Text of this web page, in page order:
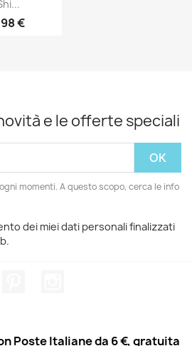
€
e le offerte speciali
momenti. A questo scopo, cerca le info
dei miei dati personali finalizzati
Poste Italiane da 6 €, gratuita